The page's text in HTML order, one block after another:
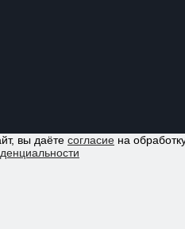
вы даёте согласие на